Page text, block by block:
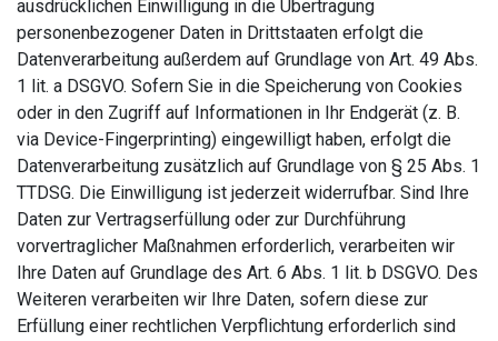
ausdrücklichen Einwilligung in die Übertragung
personenbezogener Daten in Drittstaaten erfolgt die
Datenverarbeitung außerdem auf Grundlage von Art. 49 Abs.
1 lit. a DSGVO. Sofern Sie in die Speicherung von Cookies
oder in den Zugriff auf Informationen in Ihr Endgerät (z. B.
via Device-Fingerprinting) eingewilligt haben, erfolgt die
Datenverarbeitung zusätzlich auf Grundlage von § 25 Abs. 1
TTDSG. Die Einwilligung ist jederzeit widerrufbar. Sind Ihre
Daten zur Vertragserfüllung oder zur Durchführung
vorvertraglicher Maßnahmen erforderlich, verarbeiten wir
Ihre Daten auf Grundlage des Art. 6 Abs. 1 lit. b DSGVO. Des
Weiteren verarbeiten wir Ihre Daten, sofern diese zur
Erfüllung einer rechtlichen Verpflichtung erforderlich sind